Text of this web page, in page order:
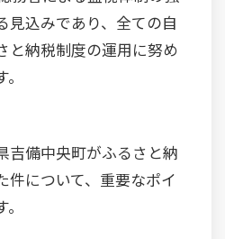
見込みであり、全ての自
と納税制度の運用に努め
吉備中央町がふるさと納
件について、重要なポイ